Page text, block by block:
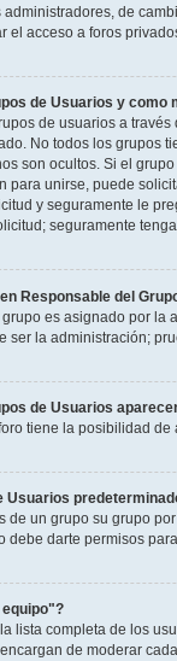
de
el acceso a foros
de Usuarios y como
de usuarios a
No todos los grupos
son ocultos. Si el
para unirse, puede
y seguramente le
seguramente
Responsable del
es asignado por la
ser la administración;
de Usuarios
tiene la posibilidad
Usuarios
de un grupo su grupo
debe darte permisos
equipo"?
lista completa de los
de moderar